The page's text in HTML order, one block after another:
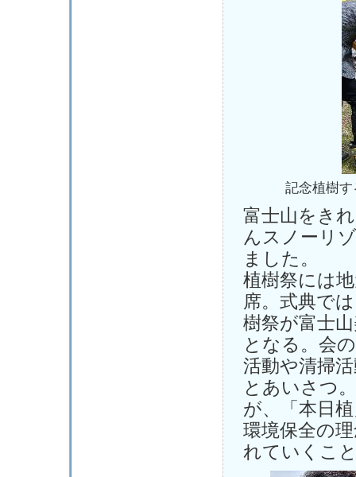
記念植樹
富士山をき
んスノーリ
ました。
植樹祭には
席。式典で
樹祭が富士
となる。会
活動や清掃
とあいさつ
が、「本日
環境保全の
れていくこ